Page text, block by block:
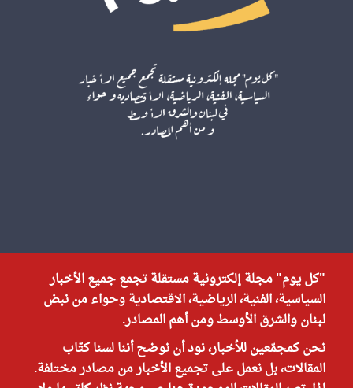
"كل يوم" مجلة إلكترونية مستقلة تجمع جميع الأخبار
السياسية، الفنية، الرياضية، الاقتصادية وحواء من نبض
لبنان والشرق الأوسط ومن أهم المصادر.
نحن كمجمّعين للأخبار، نود أن نوضح أننا لسنا كتّاب
المقالات، بل نعمل على تجميع الأخبار من مصادر مختلفة.